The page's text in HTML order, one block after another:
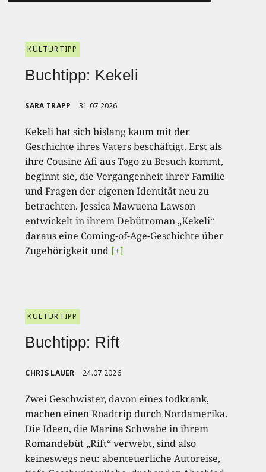
KULTURTIPP
Buchtipp: Kekeli
SARA TRAPP 31.07.2026
Kekeli hat sich bislang kaum mit der
Geschichte ihres Vaters beschäftigt. Erst als
ihre Cousine Afi aus Togo zu Besuch kommt,
beginnt sie, die Vergangenheit ihrer Familie
und Fragen der eigenen Identität neu zu
betrachten. Jessica Mawuena Lawson
entwickelt in ihrem Debütroman „Kekeli“
daraus eine Coming-of-Age-Geschichte über
Zugehörigkeit und [+]
KULTURTIPP
Buchtipp: Rift
CHRIS LAUER 24.07.2026
Zwei Geschwister, davon eines todkrank,
machen einen Roadtrip durch Nordamerika.
Die Ideen, die Marina Schwabe in ihrem
Romandebüt „Rift“ verwebt, sind also
keineswegs neu: abenteuerliche Autoreise,